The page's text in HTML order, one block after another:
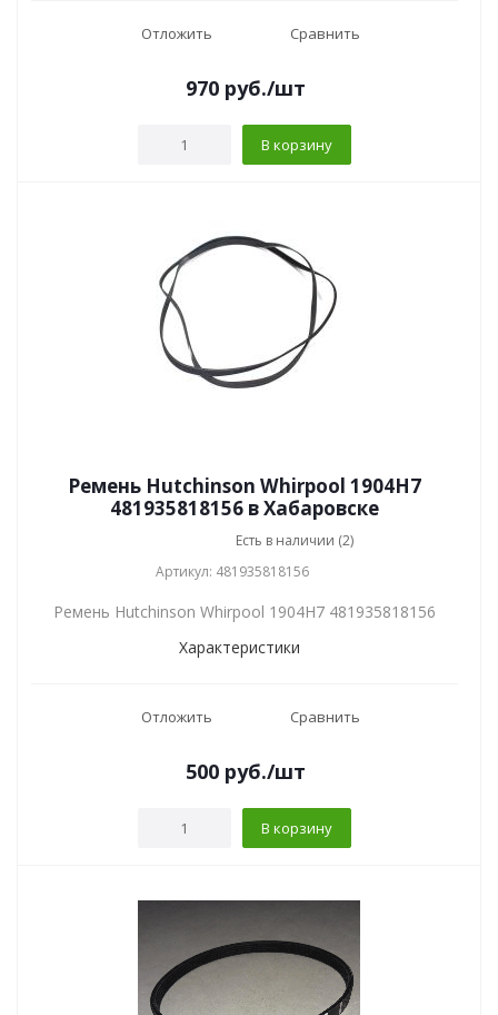
Отложить Сравнить
970руб./шт
В корзину
Ремень Hutchinson Whirpool 1904H7
481935818156 в Хабаровске
Есть в наличии (2)
Артикул: 481935818156
Ремень Hutchinson Whirpool 1904H7 481935818156
Характеристики
Отложить Сравнить
500руб./шт
В корзину